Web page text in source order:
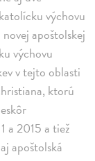
výchovu
apoštolskej
výchovu
v tejto oblasti
ktorú
a 2015 a tiež
apoštolská